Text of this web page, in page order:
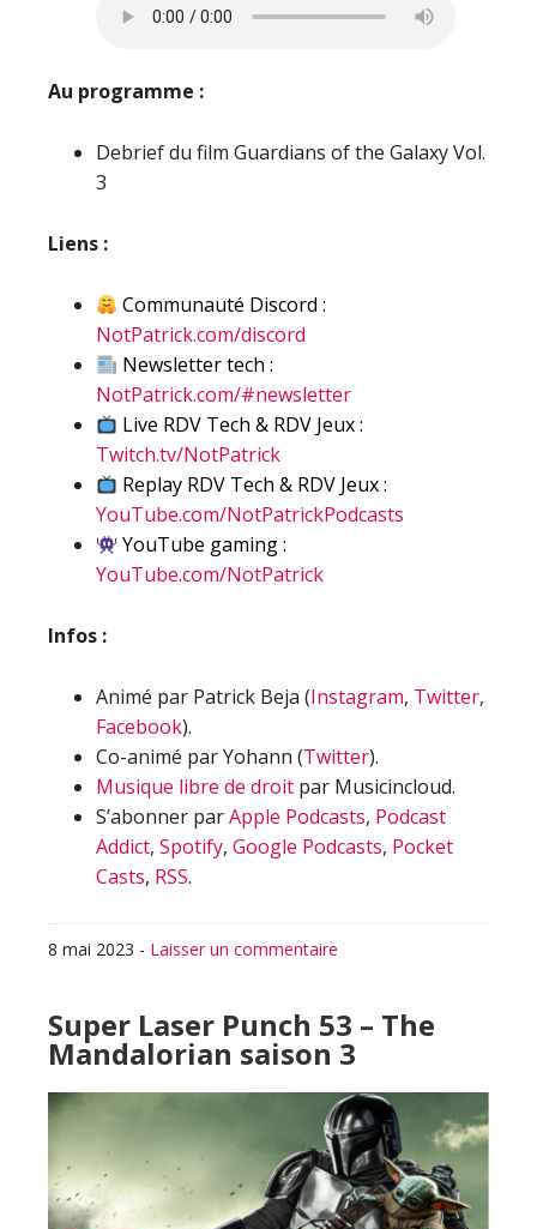
Au programme :
Debrief du film Guardians of the Galaxy Vol.
3
Liens :
Communauté Discord :
NotPatrick.com/discord
Newsletter tech :
NotPatrick.com/#newsletter
Live RDV Tech & RDV Jeux :
Twitch.tv/NotPatrick
Replay RDV Tech & RDV Jeux :
YouTube.com/NotPatrickPodcasts
YouTube gaming :
YouTube.com/NotPatrick
Infos :
Animé par Patrick Beja (Instagram, Twitter,
Facebook).
Co-animé par Yohann (Twitter).
Musique libre de droit par Musicincloud.
S’abonner parApple Podcasts, Podcast
Addict, Spotify, Google Podcasts, Pocket
Casts, RSS.
8 mai 2023 - Laisser un commentaire
Super Laser Punch 53 – The
Mandalorian saison 3